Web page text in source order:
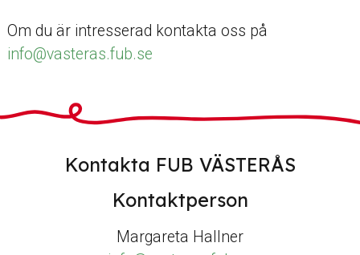
Om du är intresserad kontakta oss på
info@vasteras.fub.se
Kontakta FUB VÄSTERÅS
Kontaktperson
Margareta Hallner